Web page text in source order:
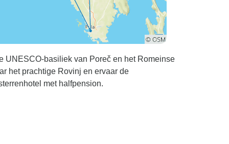
UNESCO-basiliek van Poreč en het Romeinse
het prachtige Rovinj en ervaar de
met halfpension.